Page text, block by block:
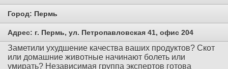
Город: Пермь
Адрес: г. Пермь, ул. Петропавловская 41, офис 204
Заметили ухудшение качества ваших продуктов? Скот
или домашние животные начинают болеть или
умирать? Независимая группа экспертов готова